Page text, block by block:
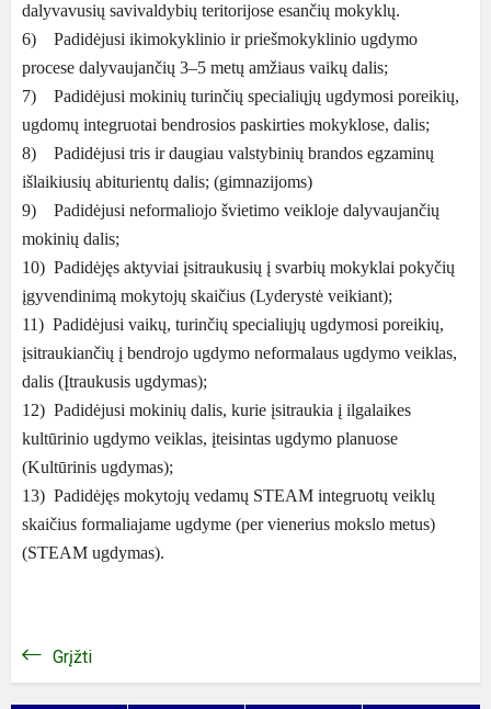
dalyvavusių savivaldybių teritorijose esančių mokyklų.
6) Padidėjusi ikimokyklinio ir priešmokyklinio ugdymo
procese dalyvaujančių 3–5 metų amžiaus vaikų dalis;
7) Padidėjusi mokinių turinčių specialiųjų ugdymosi poreikių,
ugdomų integruotai bendrosios paskirties mokyklose, dalis;
8) Padidėjusi tris ir daugiau valstybinių brandos egzaminų
išlaikiusių abiturientų dalis; (gimnazijoms)
9) Padidėjusi neformaliojo švietimo veikloje dalyvaujančių
mokinių dalis;
10) Padidėjęs aktyviai įsitraukusių į svarbių mokyklai pokyčių
įgyvendinimą mokytojų skaičius (Lyderystė veikiant);
11) Padidėjusi vaikų, turinčių specialiųjų ugdymosi poreikių,
įsitraukiančių į bendrojo ugdymo neformalaus ugdymo veiklas,
dalis (Įtraukusis ugdymas);
12) Padidėjusi mokinių dalis, kurie įsitraukia į ilgalaikes
kultūrinio ugdymo veiklas, įteisintas ugdymo planuose
(Kultūrinis ugdymas);
13) Padidėjęs mokytojų vedamų STEAM integruotų veiklų
skaičius formaliajame ugdyme (per vienerius mokslo metus)
(STEAM ugdymas).
Grįžti